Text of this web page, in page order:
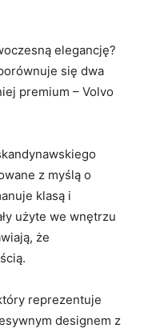
elegancję?
się dwa
premium – Volvo
z myślą o‍
⁣klasą ⁤i
użyte we ⁤wnętrzu
że
reprezentuje
designem z